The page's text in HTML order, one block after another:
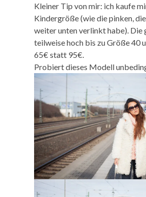
Kleiner Tip von mir: ich kaufe
Kindergröße (wie die pinken,
weiter unten verlinkt habe). Die
teilweise hoch bis zu Größe 40
65€ statt 95€.
Probiert dieses Modell